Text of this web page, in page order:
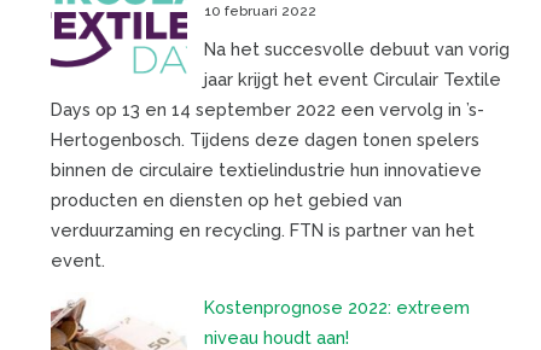
10 februari 2022
Na het succesvolle debuut van vorig
jaar krijgt het event Circulair Textile
Days op 13 en 14 september 2022 een vervolg in ’s-
Hertogenbosch. Tijdens deze dagen tonen spelers
binnen de circulaire textielindustrie hun innovatieve
producten en diensten op het gebied van
verduurzaming en recycling. FTN is partner van het
event.
Kostenprognose 2022: extreem
niveau houdt aan!